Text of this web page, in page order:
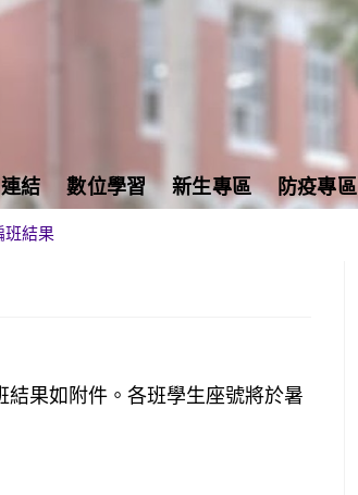
結 數位學習 新生專區 防疫專區
班結果
果如附件。各班學生座號將於暑